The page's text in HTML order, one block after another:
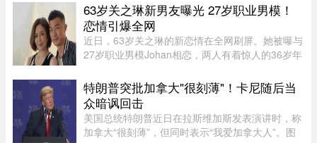
63岁关之琳新男友曝光 27岁职业男模！
恋情引爆全网
近日，63岁关之琳的新恋情在全网刷屏。她被曝与
27岁职业男模Johan相恋，两人有着惊人的36岁年
认，作为当事人的关之琳却始终保持沉默，既不承
认也不否认，这份淡定态度， ...
特朗普突批加拿大"很刻薄"！卡尼随后当
众暗讽回击
美国总统特朗普近日在拉斯维加斯发表演讲时，称
加拿大“很刻薄”，但同时表示“我爱加拿大人”。图